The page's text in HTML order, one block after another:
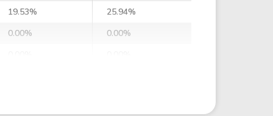
19.53%
25.94%
0.00%
0.00%